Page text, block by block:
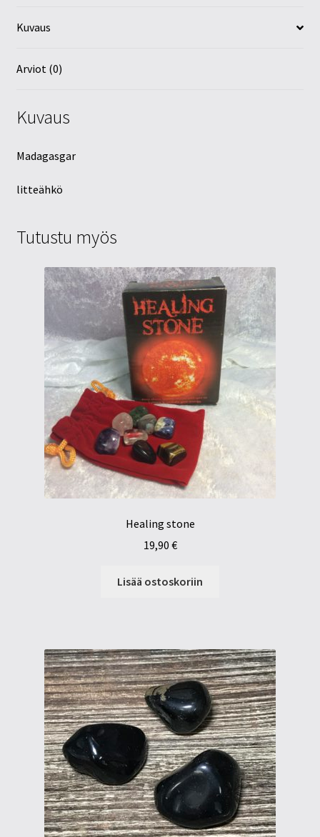
Kuvaus
Arviot (0)
Kuvaus
Madagasgar
litteähkö
Tutustu myös
Healing stone
19,90 €
Lisää ostoskoriin